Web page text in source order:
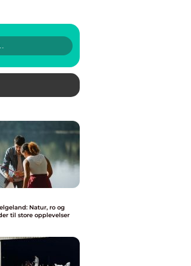
Natur, ro og
til store opplevelser